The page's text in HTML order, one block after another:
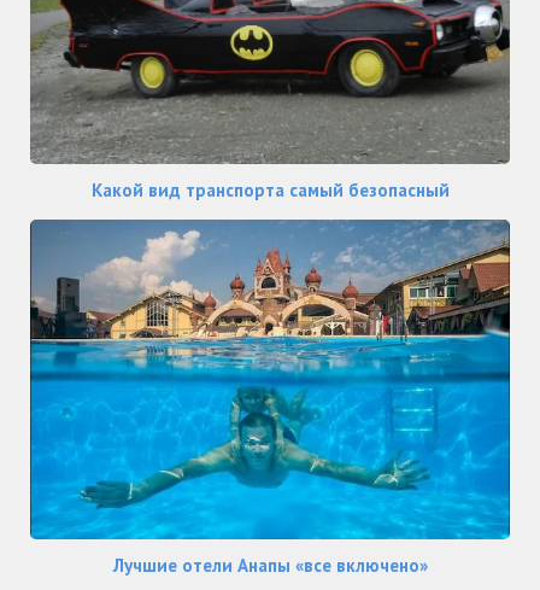
Какой вид транспорта самый безопасный
Лучшие отели Анапы «все включено»